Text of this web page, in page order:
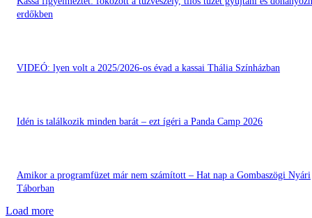
erdőkben
VIDEÓ: lyen volt a 2025/2026-os évad a kassai Thália Színházban
Idén is találkozik minden barát – ezt ígéri a Panda Camp 2026
Amikor a programfüzet már nem számított – Hat nap a Gombaszögi Nyári
Táborban
Load more